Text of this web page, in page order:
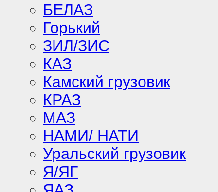
БЕЛАЗ
Горький
ЗИЛ/ЗИС
КАЗ
Камский грузовик
КРАЗ
МАЗ
НАМИ/ НАТИ
Уральский грузовик
Я/ЯГ